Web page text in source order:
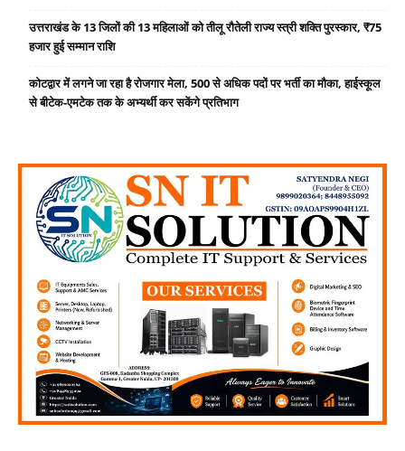
उत्तराखंड के 13 जिलों की 13 महिलाओं को तीलू रौतेली राज्य स्त्री शक्ति पुरस्कार, ₹75
हजार हुई सम्मान राशि
कोटद्वार में लगने जा रहा है रोजगार मेला, 500 से अधिक पदों पर भर्ती का मौका, हाईस्कूल
से बीटेक-एमटेक तक के अभ्यर्थी कर सकेंगे प्रतिभाग